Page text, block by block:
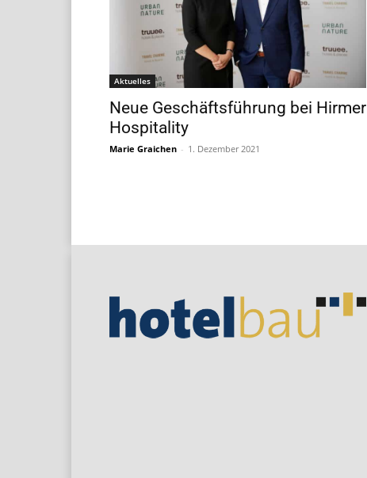
Aktuelles
Neue Geschäftsführung bei Hirmer
Hospitality
Marie Graichen - 1. Dezember 2021